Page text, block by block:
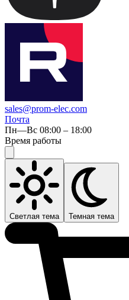
sales@prom-elec.com
Почта
Пн—Вс 08:00 – 18:00
Время работы
Светлая тема Темная тема